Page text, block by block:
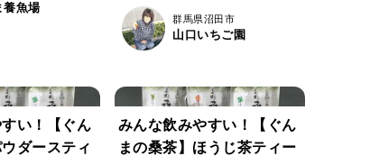
養魚場
群馬県沼田市
山口いちご園
い！【ぐん
ダースティ
みんな飲みやすい！【ぐん
まの桑茶】ほうじ茶ティー